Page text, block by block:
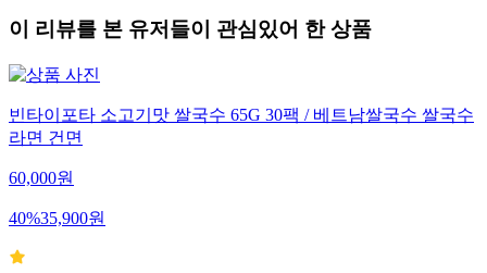
이 리뷰를 본 유저들이 관심있어 한 상품
빈타이포타 소고기맛 쌀국수 65G 30팩 / 베트남쌀국수 쌀국수
라면 건면
60,000원
40%35,900원